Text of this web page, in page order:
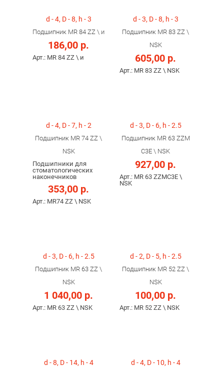
d - 4, D - 8, h - 3
Подшипник MR 84 ZZ \ и
186,00 р.
Арт.: MR 84 ZZ \ и
d - 3, D - 8, h - 3
Подшипник MR 83 ZZ \
NSK
605,00 р.
Арт.: MR 83 ZZ \ NSK
d - 4, D - 7, h - 2
Подшипник MR 74 ZZ \
NSK
Подшипники для
стоматологических
наконечников
353,00 р.
Арт.: MR74 ZZ \ NSK
d - 3, D - 6, h - 2.5
Подшипник MR 63 ZZM
C3E \ NSK
927,00 р.
Арт.: MR 63 ZZMC3E \
NSK
d - 3, D - 6, h - 2.5
Подшипник MR 63 ZZ \
NSK
1 040,00 р.
Арт.: MR 63 ZZ \ NSK
d - 2, D - 5, h - 2.5
Подшипник MR 52 ZZ \
NSK
100,00 р.
Арт.: MR 52 ZZ \ NSK
d - 8, D - 14, h - 4 d - 4, D - 10, h - 4